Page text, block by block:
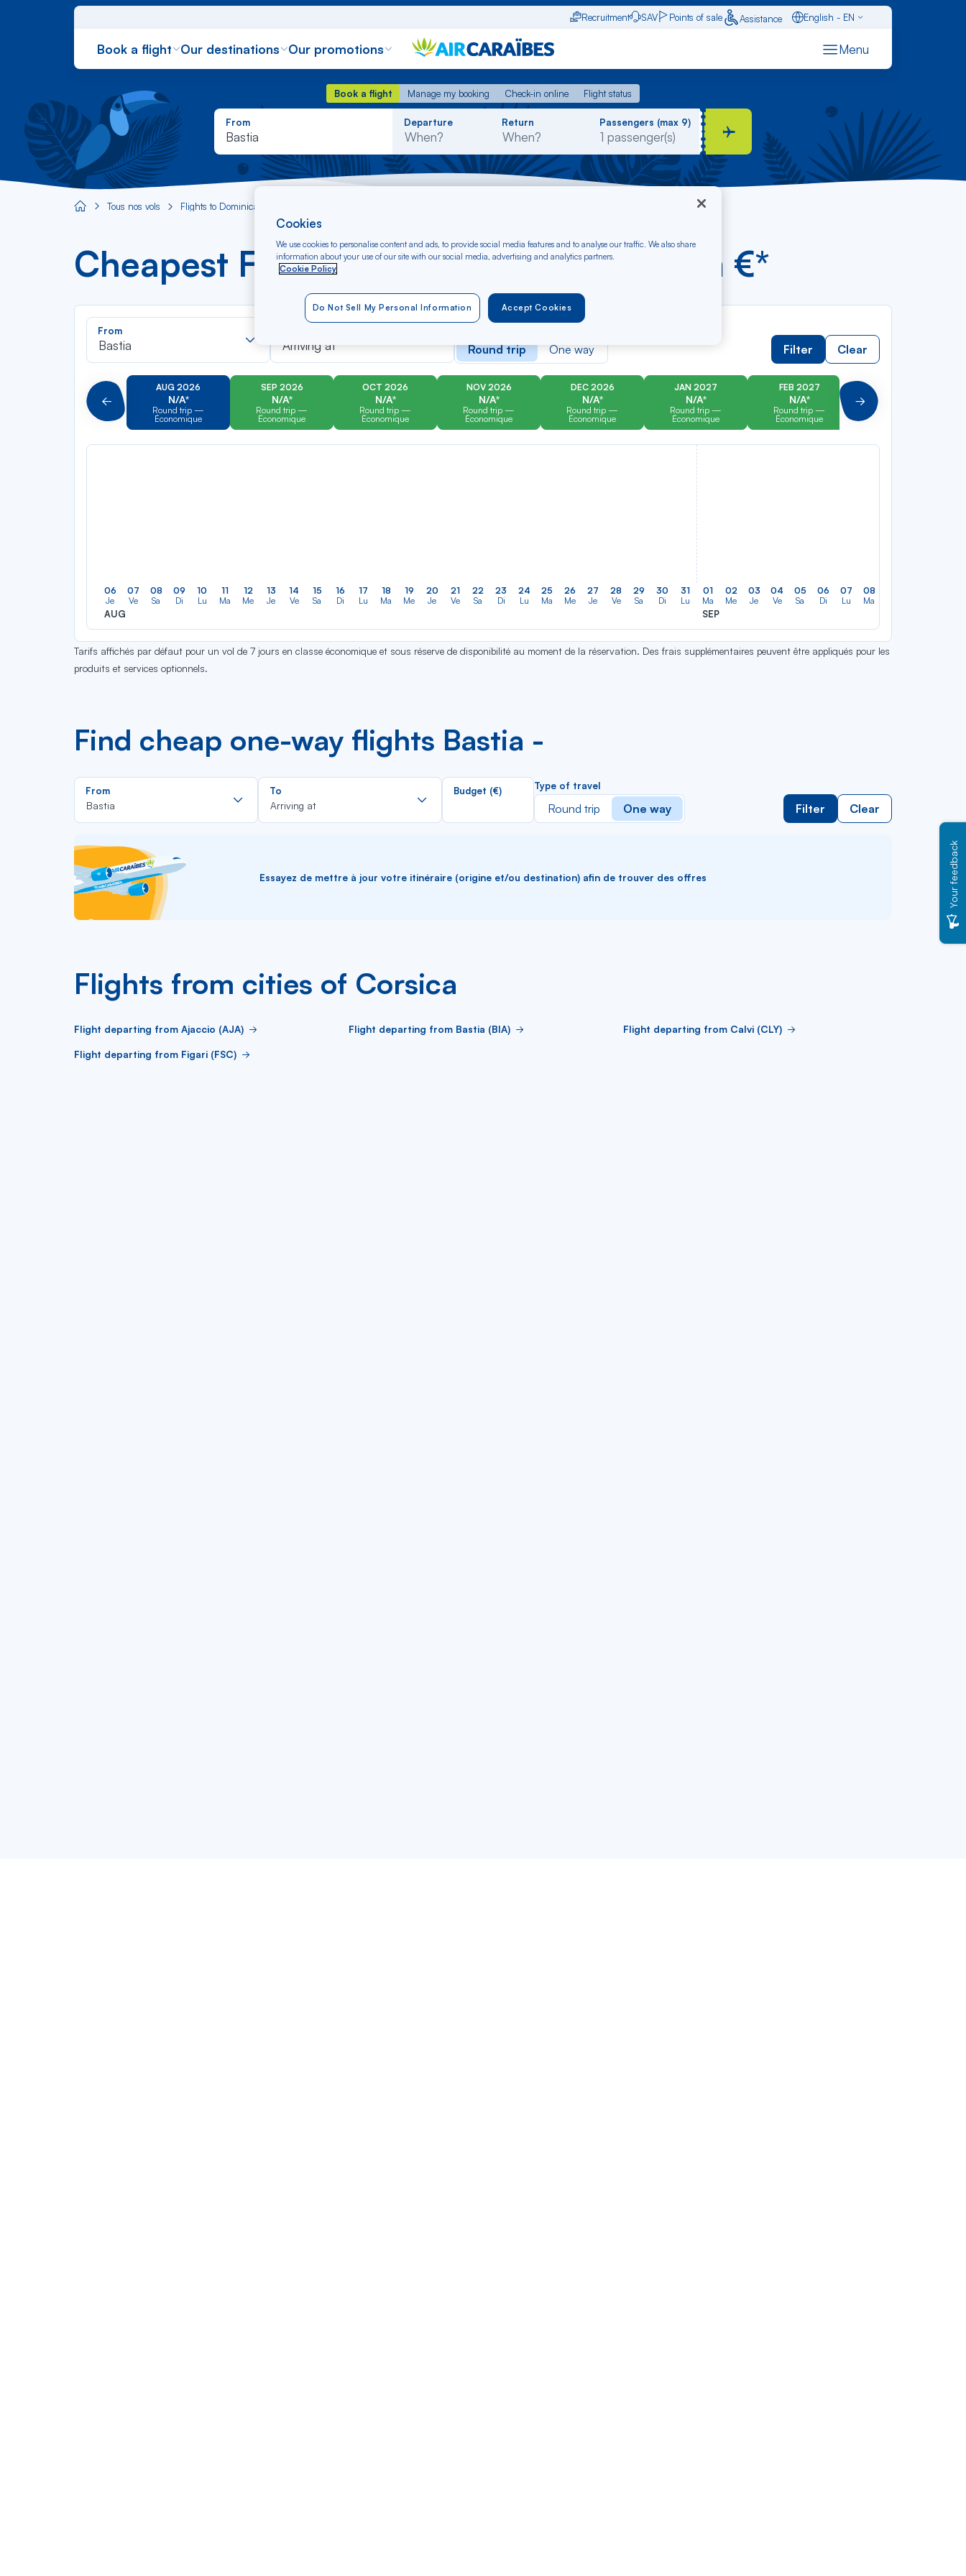
Recruitment SAV Points of sale Assistance
English - EN
Book a flight Our destinations Our promotions Menu
Book a flight Manage my booking Check-in online
Flight status
Book a flight
Manage my booking Check-in online Flight status
From
Bastia
Rechercher
dans
liste
Departure Return Passengers (max 9)
Aircaraibes.com
Tous nos vols Flights to Dominica
Cheapest Flight Bastia to Dominica from €*
From
Bastia
Rechercher
dans
la
liste
Arriving at
Rechercher
dans
la
liste
Type of travel
Round trip One way Filter Clear
Précédent
AUG 2026
N/A*
Round trip —
Économique
SEP 2026
N/A*
Round trip —
Économique
OCT 2026
N/A*
Round trip —
Économique
NOV 2026
N/A*
Round trip —
Économique
DEC 2026
N/A*
Round trip —
Économique
JAN 2027
N/A*
Round trip —
Économique
FEB 2027
N/A*
Round trip —
Économique
Round trip —
Suivant
06
Je
AUG
07
Ve
08
Sa
09
Di
10
Lu
11
Ma
12
Me
13
Je
14
Ve
15
Sa
16
Di
17
Lu
18
Ma
19
Me
20
Je
21
Ve
22
Sa
23
Di
24
Lu
25
Ma
26
Me
27
Je
28
Ve
29
Sa
30
Di
31
Lu
01
Ma
SEP
02
Me
03
Je
04
Ve
05
Sa
06
Di
07
Lu
08
Ma
Tarifs affichés par défaut pour un vol de 7 jours en classe économique et sous réserve de disponibilité au moment de la réservation. Des frais supplémentaires peuvent être appliqués pour les
produits et services optionnels.
Find cheap one-way flights Bastia -
From
Bastia
Rechercher
dans
la
To
Arriving at
Rechercher
la
Budget (€) Type of travel
Round trip One way Filter Clear
Essayez de mettre à jour votre itinéraire (origine et/ou destination) afin de trouver des offres
Flights from cities of Corsica
Flight departing from Ajaccio (AJA) Flight departing from Bastia (BIA) Flight departing from Calvi (CLY)
Flight departing from Figari (FSC)
Cookies
We use cookies to personalise content and ads, to provide social media features and to analyse our traffic. We also share
information about your use of our site with our social media, advertising and analytics partners.
Cookie Policy
Accept Cookies
Do Not Sell My Personal Information
Your feedback